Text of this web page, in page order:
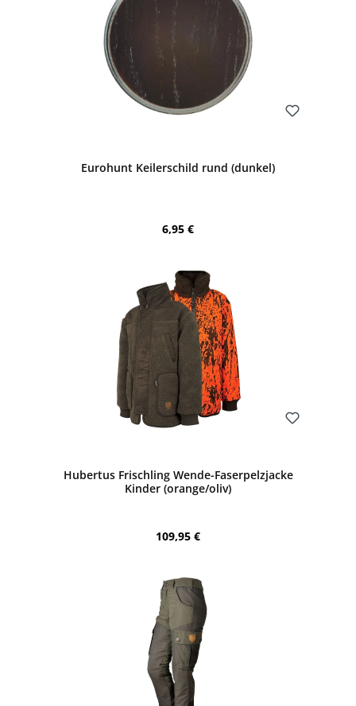
Eurohunt Keilerschild rund (dunkel)
Regulärer Preis:
6,95 €
Hubertus Frischling Wende-Faserpelzjacke
Kinder (orange/oliv)
Regulärer Preis:
109,95 €